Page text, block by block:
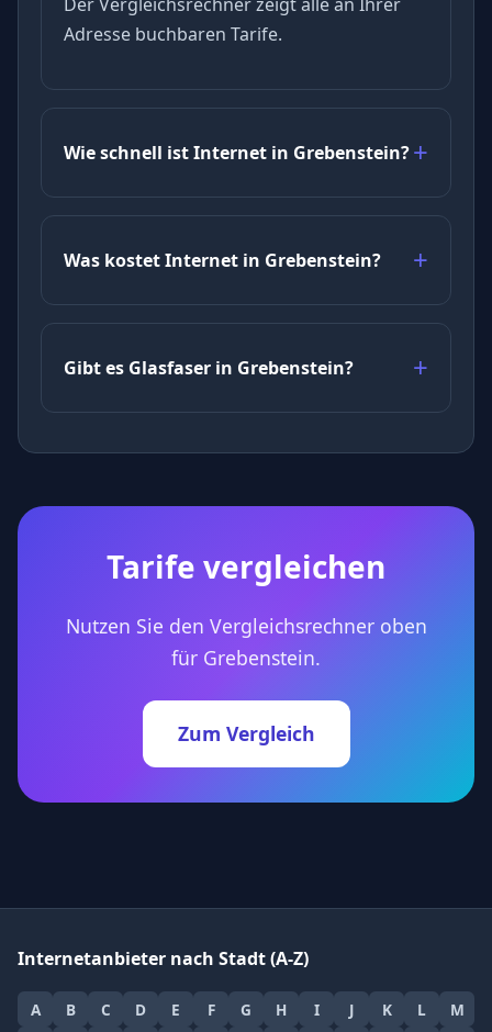
Adresse buchbaren Tarife.
Wie schnell ist Internet in Grebenstein?
Was kostet Internet in Grebenstein?
Gibt es Glasfaser in Grebenstein?
Tarife vergleichen
Nutzen Sie den Vergleichsrechner oben
für Grebenstein.
Zum Vergleich
Internetanbieter nach Stadt (A-Z)
A B C D E F G H I J K L
M